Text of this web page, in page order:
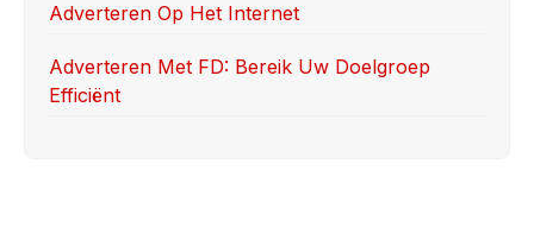
Adverteren Op Het Internet
Adverteren Met FD: Bereik Uw Doelgroep
Efficiënt